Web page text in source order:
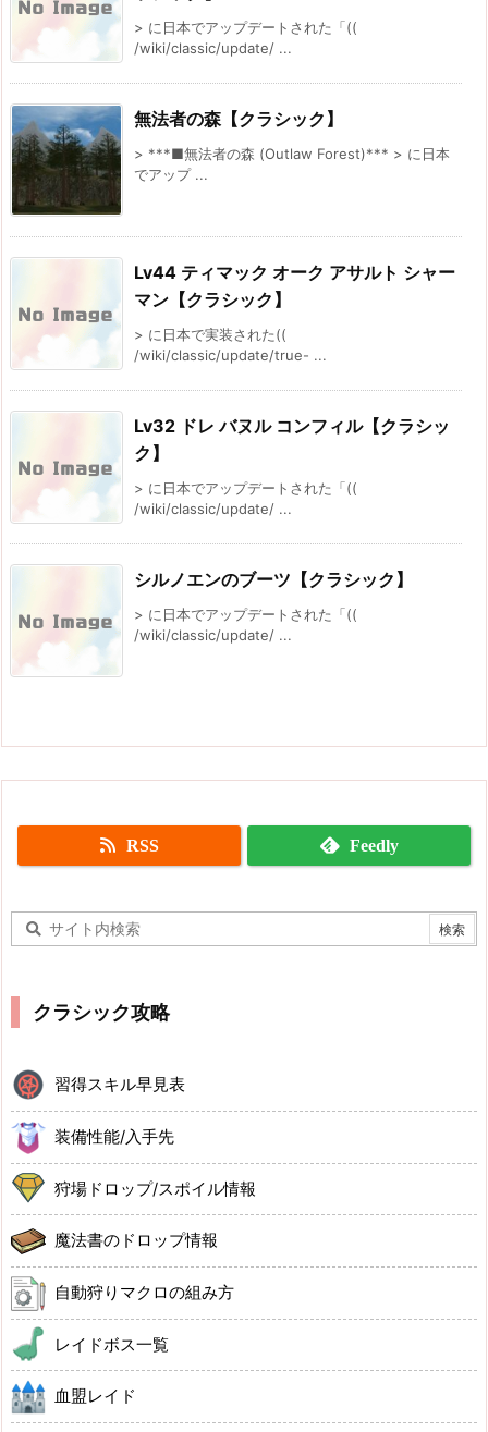
> に日本でアップデートされた「((
/wiki/classic/update/ ...
無法者の森【クラシック】
> ***■無法者の森 (Outlaw Forest)*** > に日本
でアップ ...
Lv44 ティマック オーク アサルト シャー
マン【クラシック】
> に日本で実装された((
/wiki/classic/update/true- ...
Lv32 ドレ バヌル コンフィル【クラシッ
ク】
> に日本でアップデートされた「((
/wiki/classic/update/ ...
シルノエンのブーツ【クラシック】
> に日本でアップデートされた「((
/wiki/classic/update/ ...
RSS Feedly
クラシック攻略
習得スキル早見表
装備性能/入手先
狩場ドロップ/スポイル情報
魔法書のドロップ情報
自動狩りマクロの組み方
レイドボス一覧
血盟レイド